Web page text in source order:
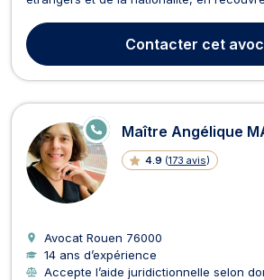
technologies, de l’informatique et de la
(NTIC). En droit de la famille, M...
Contacter cet
Maître Angélique
4.9 (173 avis)
E
N
LI
G
N
E
Avocat Rouen 76000
14 ans d’expérience
Accepte l’aide juridictionnelle selon